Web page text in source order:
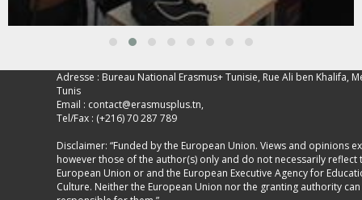
Adresse : Bureau National Erasmus+ Tunisie, Rue Ali ben Khalifa,
Tunis
Email : contact@erasmusplus.tn,
Tel/Fax : (+216) 70 287 789
Disclaimer: “Funded by the European Union. Views and opinions
however those of the author(s) only and do not necessarily reflect
European Union or and the European Executive Agency for
Culture. Neither the European Union nor the granting authority